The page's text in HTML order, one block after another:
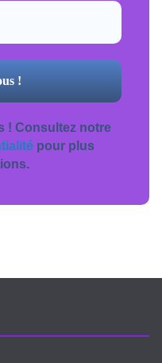
! Consultez notre
pour plus